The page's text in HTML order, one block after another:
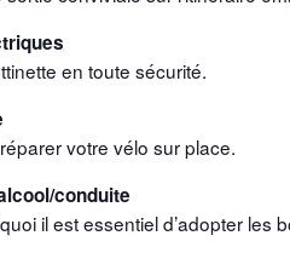
en toute sécurité.
votre vélo sur place.
conduite
il est essentiel d’adopter les